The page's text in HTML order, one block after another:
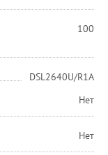
100
DSL2640U/R1A
Нет
Нет